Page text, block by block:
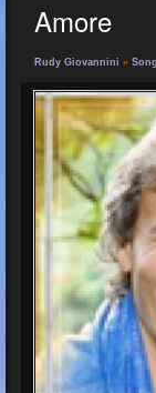
Amore
Rudy Giovannini »